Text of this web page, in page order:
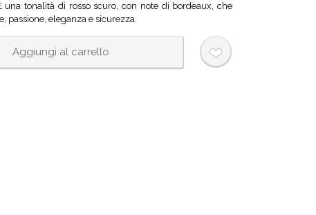
una tonalità di rosso scuro, con note di bordeaux, che
passione, eleganza e sicurezza.